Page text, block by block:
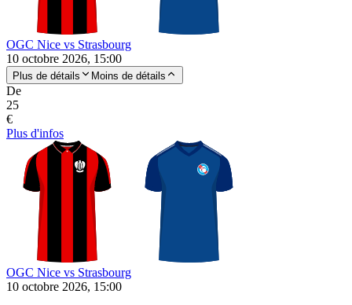
OGC Nice vs Strasbourg
10 octobre 2026, 15:00
Plus de détails Moins de détails
De
25
€
Plus d'infos
OGC Nice vs Strasbourg
10 octobre 2026, 15:00